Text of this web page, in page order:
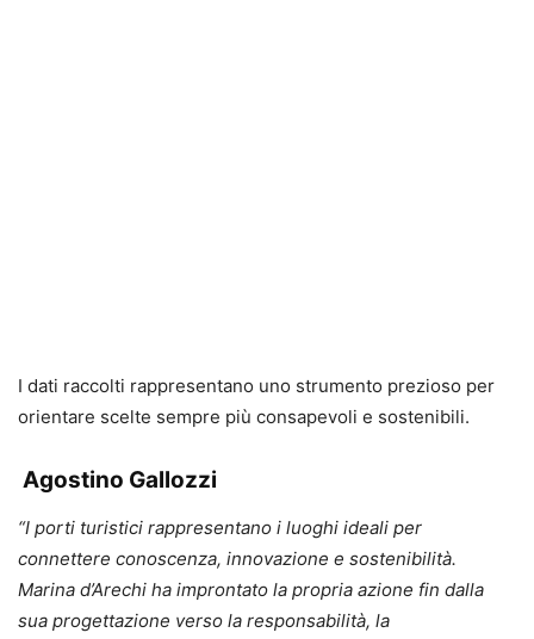
I dati raccolti rappresentano uno strumento prezioso per
orientare scelte sempre più consapevoli e sostenibili.
Agostino Gallozzi
“I porti turistici rappresentano i luoghi ideali per
connettere conoscenza, innovazione e sostenibilità.
Marina d’Arechi ha improntato la propria azione fin dalla
sua progettazione verso la responsabilità, la